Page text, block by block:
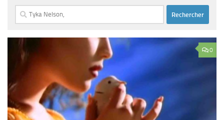
Rechercher :
0